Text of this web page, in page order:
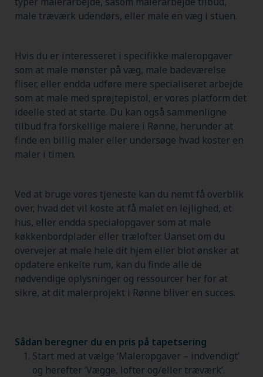
male træværk udendørs, eller male en væg i stuen.
Hvis du er interesseret i specifikke maleropgaver
som at male mønster på væg, male badeværelse
fliser, eller endda udføre mere specialiseret arbejde
som at male med sprøjtepistol, er vores platform det
ideelle sted at starte. Du kan også sammenligne
tilbud fra forskellige malere i Rønne, herunder at
finde en billig maler eller undersøge hvad koster en
maler i timen.
Ved at bruge vores tjeneste kan du nemt få overblik
over, hvad det vil koste at få malet en lejlighed, et
hus, eller endda specialopgaver som at male
køkkenbordplader eller trælofter. Uanset om du
overvejer at male hele dit hjem eller blot ønsker at
opdatere enkelte rum, kan du finde alle de
nødvendige oplysninger og ressourcer her for at
sikre, at dit malerprojekt i Rønne bliver en succes.
Sådan beregner du en pris på tapetsering
Start med at vælge ‘Maleropgaver – indvendigt’
og herefter ‘Vægge, lofter og/eller træværk’.